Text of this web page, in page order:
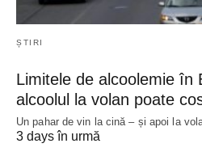
ȘTIRI
Limitele de alcoolemie în
alcoolul la volan poate
Un pahar de vin la cină – și apoi la
3 days în urmă